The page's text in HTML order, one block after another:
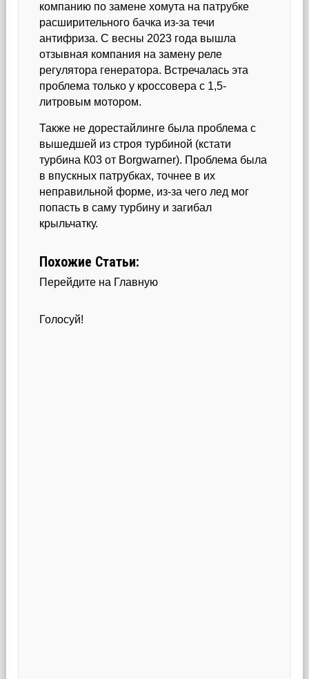
компанию по замене хомута на патрубке
расширительного бачка из-за течи
антифриза. С весны 2023 года вышла
отзывная компания на замену реле
регулятора генератора. Встречалась эта
проблема только у кроссовера с 1,5-
литровым мотором.
Также не дорестайлинге была проблема с
вышедшей из строя турбиной (кстати
турбина К03 от Borgwarner). Проблема была
в впускных патрубках, точнее в их
неправильной форме, из-за чего лед мог
попасть в саму турбину и загибал
крыльчатку.
Похожие Статьи:
Перейдите на Главную
Голосуй!